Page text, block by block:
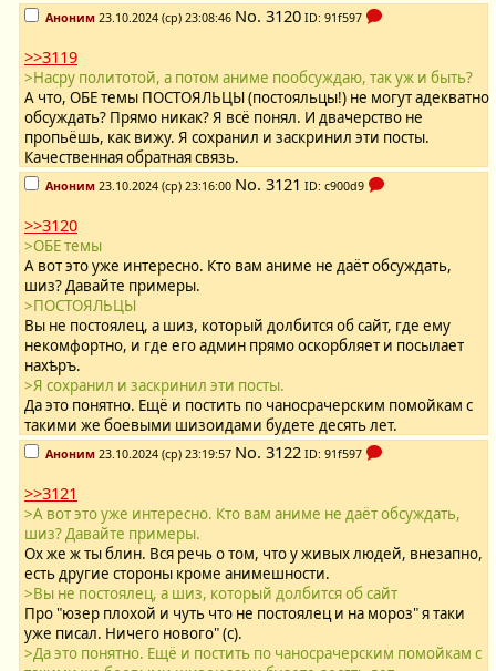
Аноним 23.10.2024 (ср) 23:08:46 No. 3120 ID: 91f597
>>3119
>Насру политотой, а потом аниме пообсуждаю, так уж и быть?
А что, ОБЕ темы ПОСТОЯЛЬЦЫ (постояльцы!) не могут адекватно
обсуждать? Прямо никак? Я всё понял. И двачерство не
пропьёшь, как вижу. Я сохранил и заскринил эти посты.
Качественная обратная связь.
Аноним 23.10.2024 (ср) 23:16:00 No. 3121 ID: c900d9
>>3120
>ОБЕ темы
А вот это уже интересно. Кто вам аниме не даёт обсуждать,
шиз? Давайте примеры.
>ПОСТОЯЛЬЦЫ
Вы не постоялец, а шиз, который долбится об сайт, где ему
некомфортно, и где его админ прямо оскорбляет и посылает
нахѣръ.
>Я сохранил и заскринил эти посты.
Да это понятно. Ещё и постить по чаносрачерским помойкам с
такими же боевыми шизоидами будете десять лет.
Аноним 23.10.2024 (ср) 23:19:57 No. 3122 ID: 91f597
>>3121
>А вот это уже интересно. Кто вам аниме не даёт обсуждать,
шиз? Давайте примеры.
Ох же ж ты блин. Вся речь о том, что у живых людей, внезапно,
есть другие стороны кроме анимешности.
>Вы не постоялец, а шиз, который долбится об сайт
Про "юзер плохой и чуть что не постоялец и на мороз" я таки
уже писал. Ничего нового" (c).
>Да это понятно. Ещё и постить по чаносрачерским помойкам с